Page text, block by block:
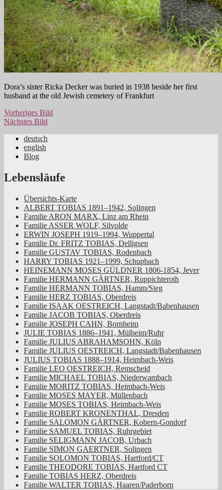
Dora’s sister Ricka Decker was buried in 1938 beside her first
husband at the old Jewish cemetery of Frankfurt
Vorheriges Bild
Nächstes Bild
Jüdische Familiengeschichte aus dem
Rheinland
deutsch
english
Blog
Lebensläufe
Übersichts-Karte
ALBERT TOBIAS 1891–1942, Solingen
Familie ARON MARX, Linz am Rhein
Familie ASSER WOLF, Silvolde
ERWIN JOSEPH 1919–1994, Wuppertal
Familie Dr. FRITZ TOBIAS, Delligsen
Familie GUSTAV TOBIAS, Rodenbach
HARRY TOBIAS 1921–1999, Schupbach
HEINEMANN MOSES GÜLDNER 1806-1854, Jever
Familie HERMANN GÄRTNER, Ruppichteroth
Familie HERMANN TOBIAS, Hamm/Sieg
Familie HERZ TOBIAS, Oberdreis
Familie ISAAK OESTREICH, Langstadt/Babenhausen
Familie JACOB TOBIAS, Oberdreis
Familie JOSEPH CAHN, Bornheim
JULIE TOBIAS 1886–1941, Mülheim/Ruhr
Familie JULIUS ABRAHAMSOHN, Köln
Familie JULIUS OESTREICH, Langstadt/Babenhausen
JULIUS TOBIAS 1888–1914, Heimbach-Weis
Familie LEO OESTREICH, Remscheid
Familie MICHAEL TOBIAS, Niederwambach
Familie MORITZ TOBIAS, Heimbach-Weis
Familie MOSES MAYER, Müllenbach
Familie MOSES TOBIAS, Heimbach-Weis
Familie ROBERT KRONENTHAL, Dresden
Familie SALOMON GÄRTNER, Kobern-Gondorf
Familie SAMUEL TOBIAS, Ruhrgebiet
Familie SELIGMANN JACOB, Urbach
Familie SIMON GAERTNER, Solingen
Familie SOLOMON TOBIAS, Hartford/CT
Familie THEODORE TOBIAS, Hartford CT
Familie TOBIAS HERZ, Oberdreis
Familie WALTER TOBIAS, Haaren/Paderborn